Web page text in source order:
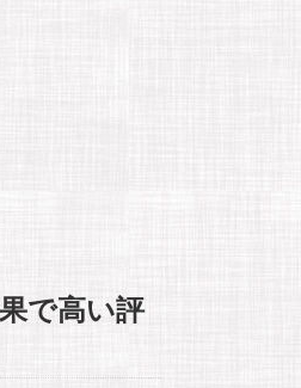
で高い評